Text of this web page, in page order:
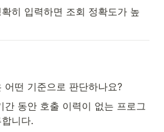
히 입력하면 조회 정확도가 높
어떤 기준으로 판단하나요?
간 동안 호출 이력이 없는 프로그
니다.